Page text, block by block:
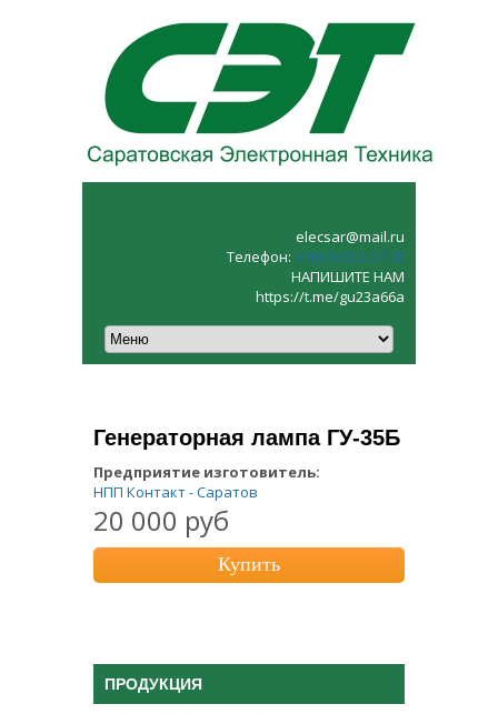
elecsar@mail.ru
Телефон: +7(8453)52‑27‑70
НАПИШИТЕ НАМ
https://t.me/gu23a66a
Генераторная лампа ГУ-35Б
Предприятие изготовитель:
НПП Контакт - Саратов
20 000 руб
Купить
ПРОДУКЦИЯ